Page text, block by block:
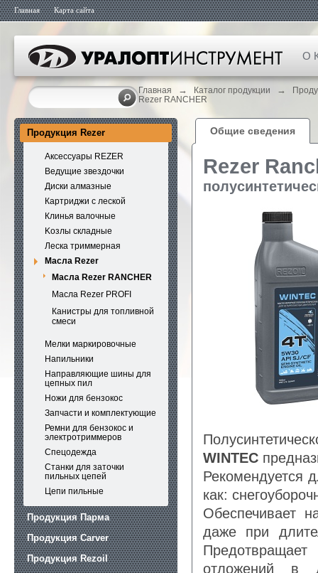
Главная Карта сайта
О
Главная → Каталог продукции →
Rezer RANCHER
Продукция Rezer
Аксессуары REZER
Ведущие звездочки
Диски алмазные
Картриджи с леской
Клинья валочные
Kозлы складные
Леска триммерная
Масла Rezer
Масла Rezer RANCHER
Масла Rezer PROFI
Канистры для топливной
смеси
Мелки маркировочные
Напильники
Направляющие шины для
цепных пил
Ножи для бензокос
Запчасти и комплектующие
Ремни для бензокос и
электротриммеров
Спецодежда
Станки для заточки
пильных цепей
Цепи пильные
Продукция Парма
Продукция Carver
Продукция Rezoil
Общие сведения
Rezer
WINTEC
Рекомендуется
как:
Обеспечивает
даже при
отложений в